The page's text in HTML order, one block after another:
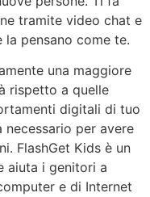
tramite video chat e
pensano come te.
una maggiore
rispetto a quelle
digitali di tuo
per avere
FlashGet Kids è un
aiuta i genitori a
e di Internet